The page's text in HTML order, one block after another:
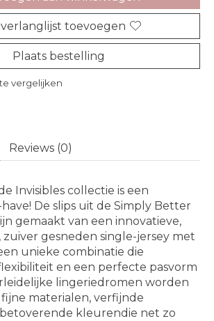
toevoegen
Plaats bestelling
vergelijken
Reviews (0)
Invisibles collectie is een
De slips uit de Simply Better
gemaakt van een innovatieve,
zuiver gesneden single-jersey met
unieke combinatie die
en een perfecte pasvorm
lingeriedromen worden
materialen, verfijnde
kleurendie net zo